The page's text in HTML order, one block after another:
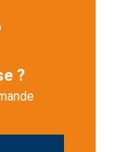
?